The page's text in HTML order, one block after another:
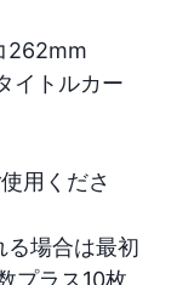
262mm
イトルカー
用くださ
る場合は最初
プラス10枚